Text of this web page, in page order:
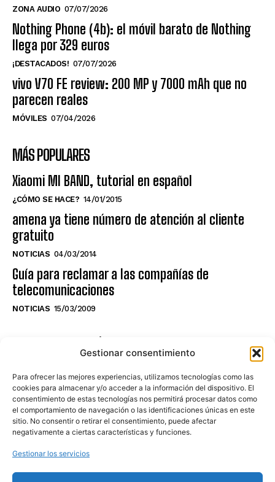
Gestionar consentimiento
Para ofrecer las mejores experiencias, utilizamos tecnologías como las
cookies para almacenar y/o acceder a la información del dispositivo. El
consentimiento de estas tecnologías nos permitirá procesar datos como
el comportamiento de navegación o las identificaciones únicas en este
sitio. No consentir o retirar el consentimiento, puede afectar
negativamente a ciertas características y funciones.
Gestionar los servicios
ZONA AUDIO 07/07/2026
Nothing Phone (4b): el móvil barato de Nothing
llega por 329 euros
¡DESTACADOS! 07/07/2026
vivo V70 FE review: 200 MP y 7000 mAh que no
parecen reales
MÓVILES 07/04/2026
MÁS POPULARES
Xiaomi MI BAND, tutorial en español
¿CÓMO SE HACE? 14/01/2015
amena ya tiene número de atención al cliente
gratuito
NOTICIAS 04/03/2014
Guía para reclamar a las compañías de
telecomunicaciones
NOTICIAS 15/03/2009
NO TE PIERDAS LO ÚLTIMO DEL CANAL
Haz clic en «Estoy de acuerdo» para
activar Youtube
POLÍTICA DE COOKIES